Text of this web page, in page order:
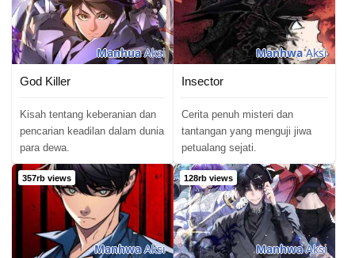
ManhuaAksi
God Killer
Kisah tentang keberanian dan
pencarian keadilan dalam dunia
para dewa.
ManhwaAksi
Insector
Cerita penuh misteri dan
tantangan yang menguji jiwa
petualang sejati.
357rb views
ManhwaAksi
128rb views
ManhwaAksi